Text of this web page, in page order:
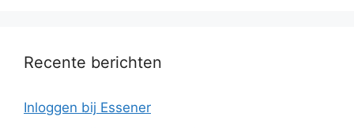
Recente berichten
Inloggen bij Essener